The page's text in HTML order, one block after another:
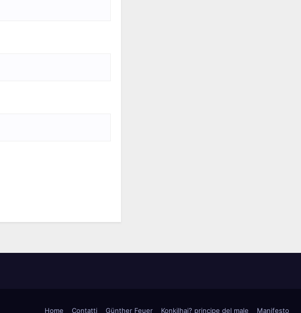
Home Contatti Günther Feuer Konkilhai? principe del male Manifesto